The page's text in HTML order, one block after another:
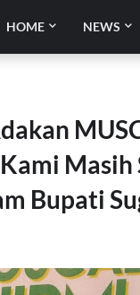
HOME NEWS
Bupati